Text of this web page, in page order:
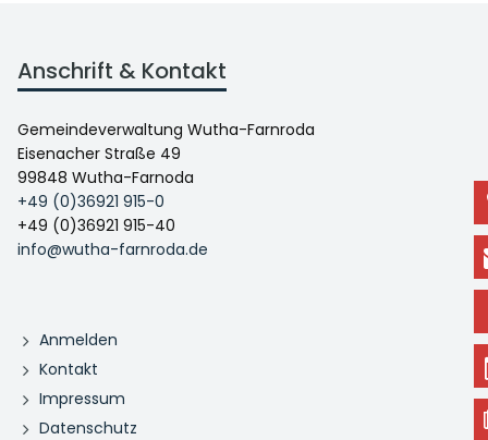
Anschrift & Kontakt
Gemeindeverwaltung Wutha-Farnroda
Eisenacher Straße 49
99848 Wutha-Farnoda
+49 (0)36921 915-0
+49 (0)36921 915-40
info@wutha-farnroda.de
Anmelden
Kontakt
Impressum
Datenschutz